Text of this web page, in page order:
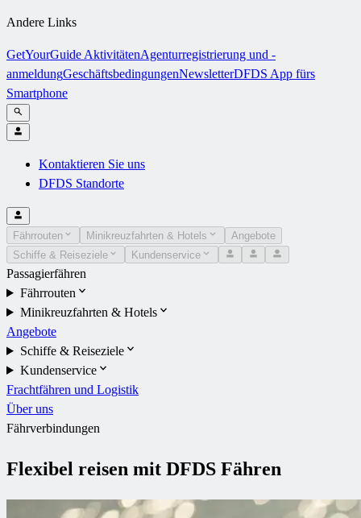
Andere Links
GetYourGuide AktivitätenAgenturregistrierung und -
anmeldungGeschäftsbedingungenNewsletterDFDS App fürs
Smartphone
Kontaktieren Sie uns
DFDS Standorte
Fährrouten Minikreuzfahrten & Hotels
Angebote
Schiffe & Reiseziele
Kundenservice
Passagierfähren
Fährrouten
Minikreuzfahrten & Hotels
Angebote
Schiffe & Reiseziele
Kundenservice
Frachtfähren und Logistik
Über uns
Fährverbindungen
Flexibel reisen mit DFDS Fähren